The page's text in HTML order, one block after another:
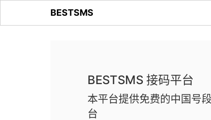
BESTSMS
BESTSMS 接码平台
本平台提供免费的中国号
台